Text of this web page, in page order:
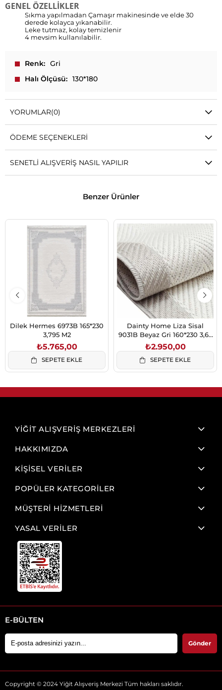
GENEL ÖZELLİKLER
Sıkma yapılmadan Çamaşır makinesinde ve elde 30
derede kolayca yıkanabilir.
Leke tutmaz, kolay temizlenir
4 mevsim kullanılabilir.
Renk
Gri
Halı Ölçüsü
130*180
YORUMLAR(0)
ÖDEME SEÇENEKLERI
SENETLI ALIŞVERIŞ NASIL YAPILIR
Benzer Ürünler
Dilek Hermes 6973B 165*230
3,795 M2
₺5.765,00
SEPETE EKLE
Dainty Home Liza Sisal
9031B Beyaz Gri 160*230 3,68
m2
₺2.950,00
SEPETE EKLE
YİĞİT ALIŞVERİŞ MERKEZLERİ
HAKKIMIZDA
KİŞİSEL VERİLER
POPÜLER KATEGORİLER
MÜŞTERİ HİZMETLERİ
YASAL VERİLER
E-BÜLTEN
Gönder
Copyright © 2024 Yiğit Alışveriş Merkezi Tüm hakları saklıdır.